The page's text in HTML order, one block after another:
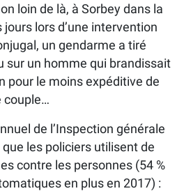
loin de là, à Sorbey dans la
lors d’une intervention
un gendarme a tiré
sur un homme qui brandissait
pour le moins expéditive de
couple…
de l’Inspection générale
les policiers utilisent de
contre les personnes (54 %
en plus en 2017) :